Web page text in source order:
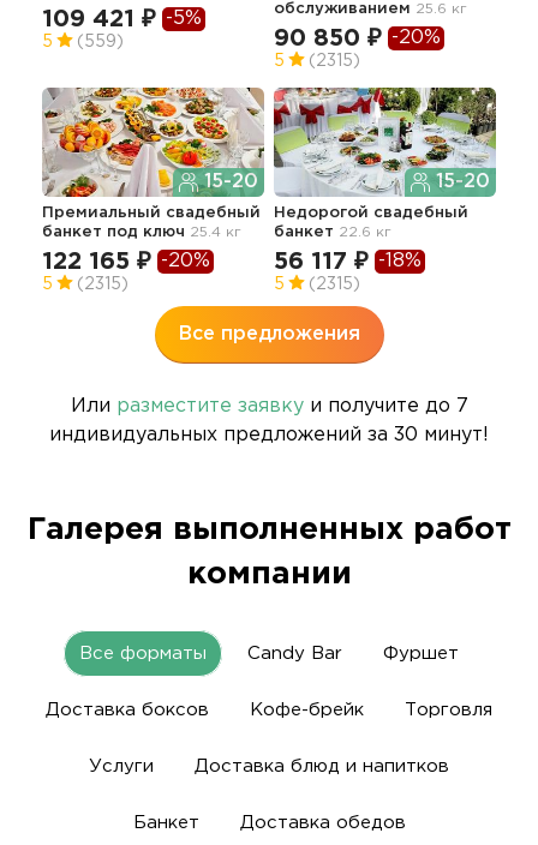
109 421 ₽ -5%
5 (559)
обслуживанием 25.6 кг
90 850 ₽ -20%
5 (2315)
15-20
Премиальный свадебный
банкет под ключ 25.4 кг
122 165 ₽ -20%
5 (2315)
15-20
Недорогой свадебный
банкет 22.6 кг
56 117 ₽ -18%
5 (2315)
Все предложения
Или разместите заявкуи получите до 7
индивидуальных предложений за 30 минут!
Галерея выполненных работ
компании
Все форматы Candy Bar Фуршет
Доставка боксов Кофе-брейк Торговля
Услуги Доставка блюд и напитков
Банкет Доставка обедов